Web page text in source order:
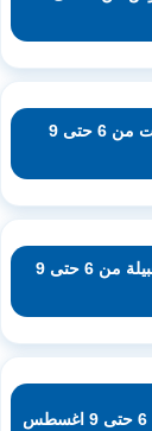
عروض نستو هايبر ماركت العامرات من 6 حتى 9
عروض مارك اند سيف للتسوق المعبيلة من 6 حتى 9